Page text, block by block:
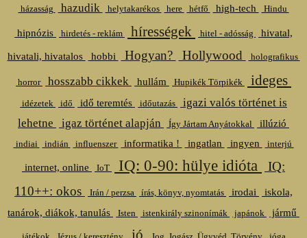
házasság hazudik helytakarékos here hétfő high-tech Hindu
hipnózis hirdetés - reklám hírességek hitel - adósság
hivatal,
hivatali, hivatalos
hobbi Hogyan? Hollywood holografikus
horror hosszabb cikkek hullám Hupikék Törpikék ideges
idézetek idő idő teremtés időutazás
igazi valós történet is
lehetne
igaz történet alapján Így Jártam Anyátokkal illúzió
indiai indián influenszer informatika ! ingatlan ingyen interjú
internet, online IoT IQ: 0-90: hülye idióta
IQ:
110++: okos
Irán / perzsa írás, könyv, nyomtatás irodai
iskola,
tanárok, diákok, tanulás
Isten istenkirály szinonímák japánok jármű
jó